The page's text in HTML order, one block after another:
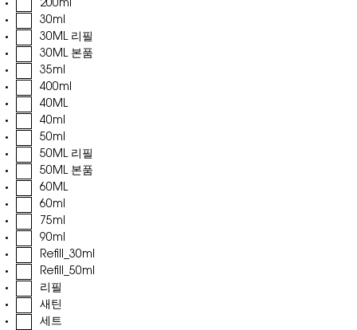
200ml
30ml
30ML 리필
30ML 본품
35ml
400ml
40ML
40ml
50ml
50ML 리필
50ML 본품
60ML
60ml
75ml
90ml
Refill_30ml
Refill_50ml
리필
새틴
세트